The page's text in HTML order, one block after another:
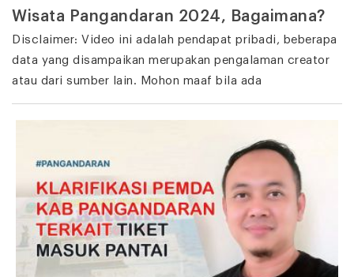
Wisata Pangandaran 2024, Bagaimana?
Disclaimer: Video ini adalah pendapat pribadi, beberapa
data yang disampaikan merupakan pengalaman creator
atau dari sumber lain. Mohon maaf bila ada